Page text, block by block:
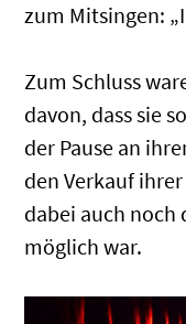
zum Mitsingen:
Zum Schluss
davon, dass sie
der Pause an
den Verkauf
dabei auch noch
möglich war.